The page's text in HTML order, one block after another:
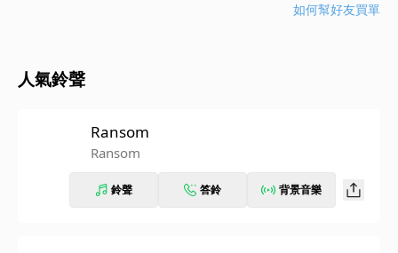
如何幫好友買單
人氣鈴聲
Ransom
Ransom
鈴聲 答鈴 背景音樂